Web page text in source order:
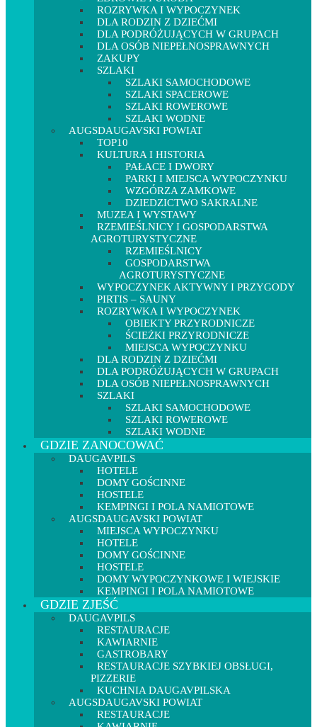
ROZRYWKA I WYPOCZYNEK
DLA RODZIN Z DZIEĆMI
DLA PODRÓŻUJĄCYCH W GRUPACH
DLA OSÓB NIEPEŁNOSPRAWNYCH
ZAKUPY
SZLAKI
SZLAKI SAMOCHODOWE
SZLAKI SPACEROWE
SZLAKI ROWEROWE
SZLAKI WODNE
AUGSDAUGAVSKI POWIAT
TOP10
KULTURA I HISTORIA
PAŁACE I DWORY
PARKI I MIEJSCA WYPOCZYNKU
WZGÓRZA ZAMKOWE
DZIEDZICTWO SAKRALNE
MUZEA I WYSTAWY
RZEMIEŚLNICY I GOSPODARSTWA
AGROTURYSTYCZNE
RZEMIEŚLNICY
GOSPODARSTWA
AGROTURYSTYCZNE
WYPOCZYNEK AKTYWNY I PRZYGODY
PIRTIS – SAUNY
ROZRYWKA I WYPOCZYNEK
OBIEKTY PRZYRODNICZE
ŚCIEŻKI PRZYRODNICZE
MIEJSCA WYPOCZYNKU
DLA RODZIN Z DZIEĆMI
DLA PODRÓŻUJĄCYCH W GRUPACH
DLA OSÓB NIEPEŁNOSPRAWNYCH
SZLAKI
SZLAKI SAMOCHODOWE
SZLAKI ROWEROWE
SZLAKI WODNE
GDZIE ZANOCOWAĆ
DAUGAVPILS
HOTELE
DOMY GOŚCINNE
HOSTELE
KEMPINGI I POLA NAMIOTOWE
AUGSDAUGAVSKI POWIAT
MIEJSCA WYPOCZYNKU
HOTELE
DOMY GOŚCINNE
HOSTELE
DOMY WYPOCZYNKOWE I WIEJSKIE
KEMPINGI I POLA NAMIOTOWE
GDZIE ZJEŚĆ
DAUGAVPILS
RESTAURACJE
KAWIARNIE
GASTROBARY
RESTAURACJE SZYBKIEJ OBSŁUGI,
PIZZERIE
KUCHNIA DAUGAVPILSKA
AUGSDAUGAVSKI POWIAT
RESTAURACJE